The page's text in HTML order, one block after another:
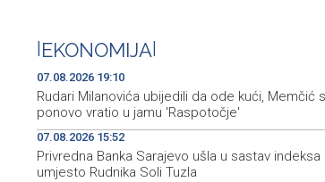
19:00 Najave događaja za 8. 8. 2026. godine
EKONOMIJA
07.08.2026 19:10
Rudari Milanovića ubijedili da ode kući, Memčić
ponovo vratio u jamu 'Raspotočje'
07.08.2026 15:52
Privredna Banka Sarajevo ušla u sastav indeksa
umjesto Rudnika Soli Tuzla